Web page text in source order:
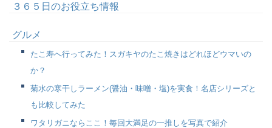
３６５日のお役立ち情報
グルメ
たこ寿へ行ってみた！スガキヤのたこ焼きはどれほどウマいの
か？
菊水の寒干しラーメン(醤油・味噌・塩)を実食！名店シリーズと
も比較してみた
ワタリガニならここ！毎回大満足の一推しを写真で紹介